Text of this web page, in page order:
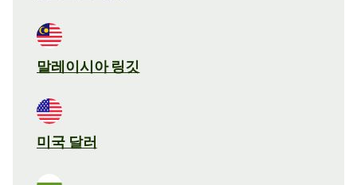
말레이시아 링깃
미국 달러